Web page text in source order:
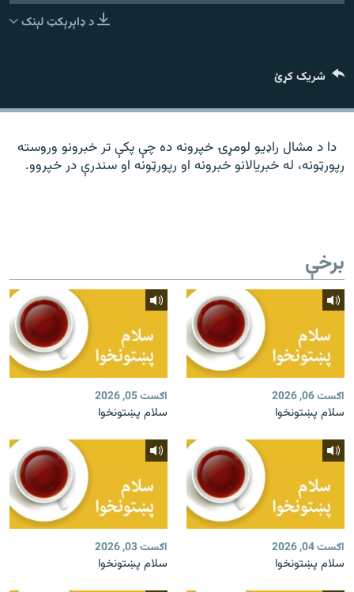
د ازادې اروپا راډیو ټولې ووبپاڼې
د ډاېرېکټ لېنک
شریک کړئ
دا د مشال راډیو لومړۍ خپرونه ده چې پکې تر خبرونو وروسته
رپورټونه، له خبریالانو خبرونه او رپورټونه او سندرې در خپروو.
برخې
اګست 06, 2026
سلام پښتونخوا
اګست 05, 2026
سلام پښتونخوا
اګست 04, 2026
سلام پښتونخوا
اګست 03, 2026
سلام پښتونخوا